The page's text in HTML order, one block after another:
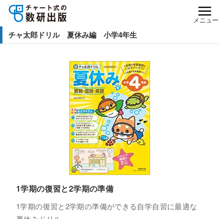
メニュー
チャ太郎ドリル 夏休み編 小学4年生
1学期の復習と2学期の準備
1学期の復習と2学期の準備ができる自学自習に最適な